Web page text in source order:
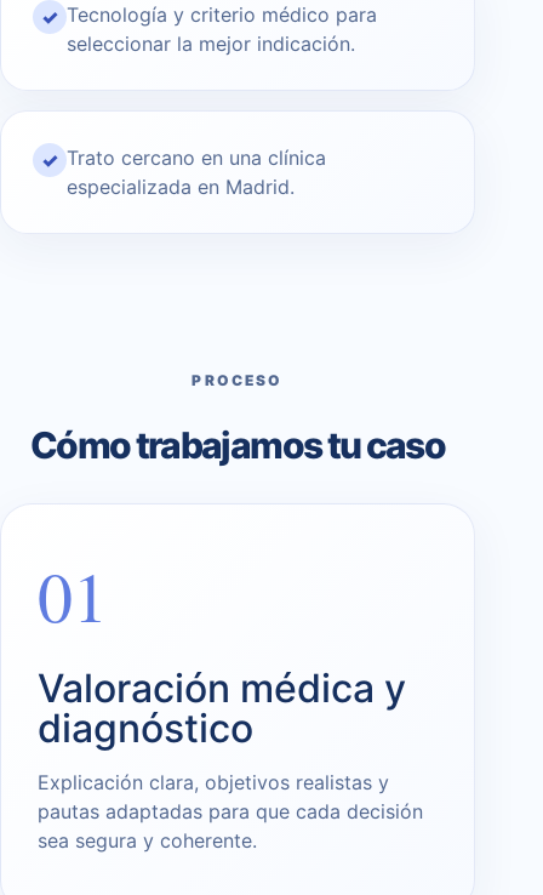
✓ Tecnología y criterio médico para
seleccionar la mejor indicación.
✓ Trato cercano en una clínica
especializada en Madrid.
PROCESO
Cómo trabajamos tu caso
01
Valoración médica y
diagnóstico
Explicación clara, objetivos realistas y
pautas adaptadas para que cada decisión
sea segura y coherente.